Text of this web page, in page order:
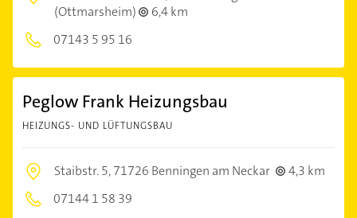
(Ottmarsheim)
6,4 km
07143 5 95 16
Peglow Frank Heizungsbau
HEIZUNGS- UND LÜFTUNGSBAU
Staibstr. 5,71726 Benningen am Neckar
4,3 km
07144 1 58 39